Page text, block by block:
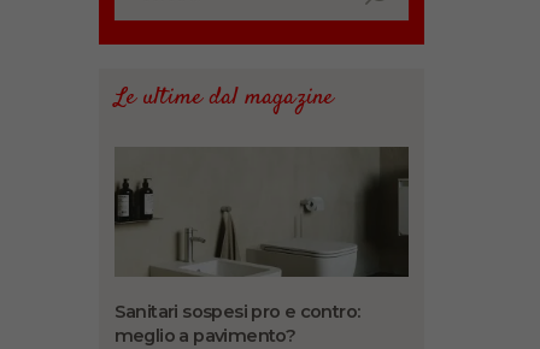
Le ultime dal magazine
Sanitari sospesi pro e contro:
meglio a pavimento?